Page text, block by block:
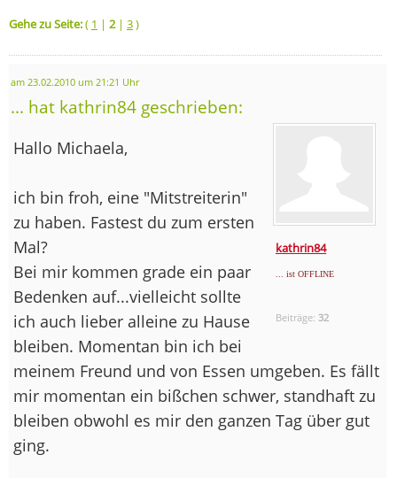
Gehe zu Seite:( 1 | 2| 3)
am 23.02.2010 um 21:21 Uhr
... hat kathrin84 geschrieben:
kathrin84
... ist OFFLINE
Beiträge:32
Hallo Michaela,
ich bin froh, eine "Mitstreiterin"
zu haben. Fastest du zum ersten
Mal?
Bei mir kommen grade ein paar
Bedenken auf...vielleicht sollte
ich auch lieber alleine zu Hause
bleiben. Momentan bin ich bei
meinem Freund und von Essen umgeben. Es fällt
mir momentan ein bißchen schwer, standhaft zu
bleiben obwohl es mir den ganzen Tag über gut
ging.